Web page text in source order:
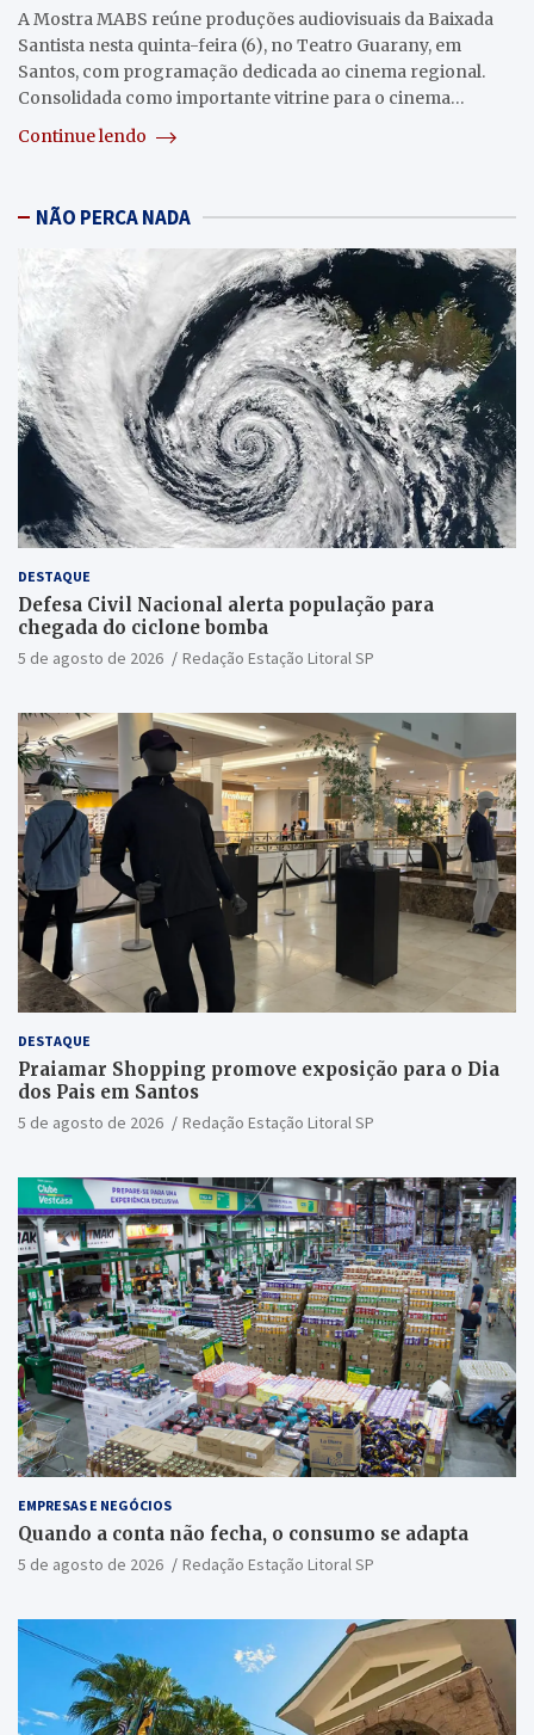
A Mostra MABS reúne produções audiovisuais da Baixada
Santista nesta quinta-feira (6), no Teatro Guarany, em
Santos, com programação dedicada ao cinema regional.
Consolidada como importante vitrine para o cinema…
Continue lendo
NÃO PERCA NADA
DESTAQUE
Defesa Civil Nacional alerta população para
chegada do ciclone bomba
5 de agosto de 2026 Redação Estação Litoral SP
DESTAQUE
Praiamar Shopping promove exposição para o Dia
dos Pais em Santos
5 de agosto de 2026 Redação Estação Litoral SP
EMPRESAS E NEGÓCIOS
Quando a conta não fecha, o consumo se adapta
5 de agosto de 2026 Redação Estação Litoral SP